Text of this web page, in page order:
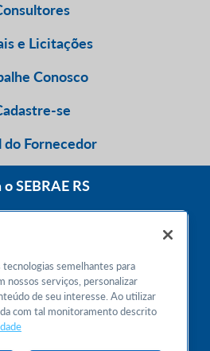
e Licitações
Conosco
se
do Fornecedor
o SEBRAE RS
24h
no WhatsApp
semelhantes para
nossos serviços, personalizar
de seu interesse. Ao utilizar
com tal monitoramento descrito